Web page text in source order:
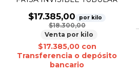
$17.385,00 por kilo
$18.300,00
Venta por kilo
$17.385,00 con
Transferencia o depósito
bancario